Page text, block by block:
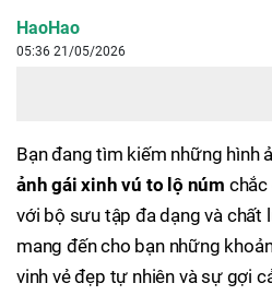
HaoHao
05:36 21/05/2026
Bạn đang tìm kiếm những hình
ảnh gái xinh vú to lộ núm chắc
với bộ sưu tập đa dạng và chất
mang đến cho bạn những
vinh vẻ đẹp tự nhiên và sự gợi